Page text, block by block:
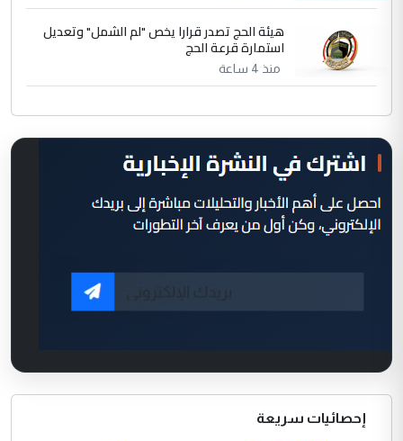
هيئة الحج تصدر قرارا يخص "لم الشمل" وتعديل
استمارة قرعة الحج
منذ 4 ساعة
إحصائيات سريعة